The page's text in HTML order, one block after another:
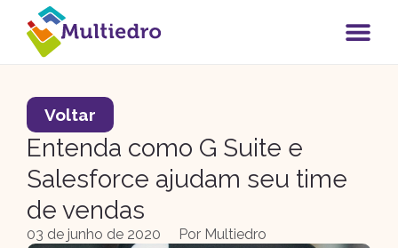
Voltar
Entenda como G Suite e
Salesforce ajudam seu time
de vendas
03 de junho de 2020 Por Multiedro